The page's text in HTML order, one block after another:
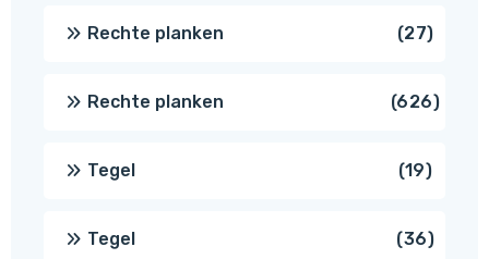
Rechte planken 2727
Rechte planken 626626
Tegel 1919
Tegel 3636